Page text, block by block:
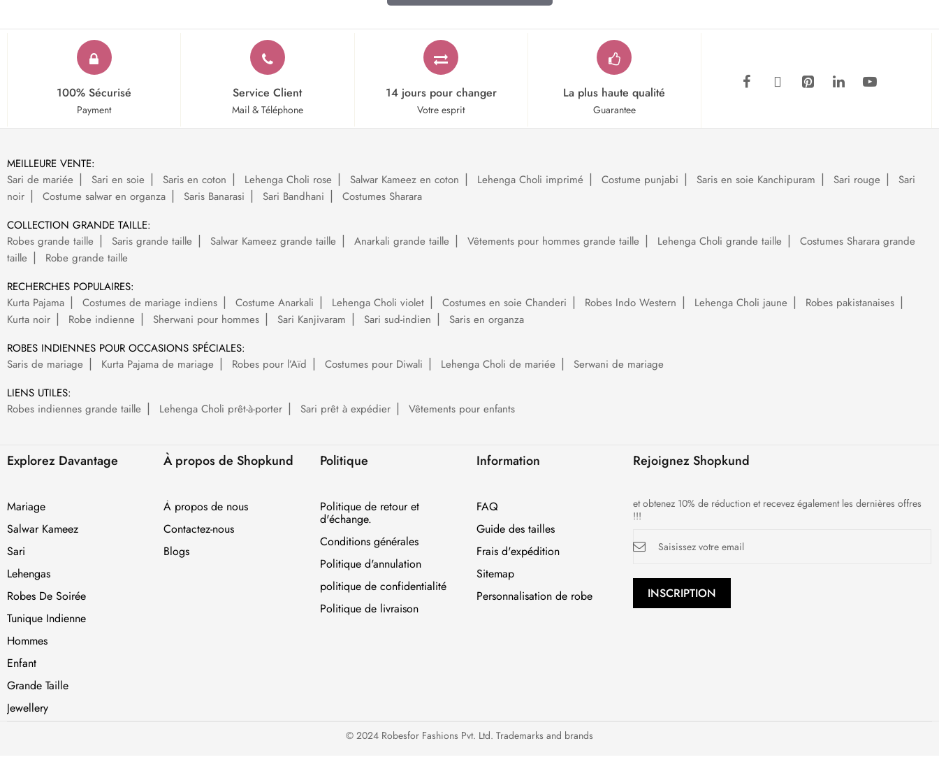
100% Sécurisé
Payment
Service Client
Mail & Téléphone
14 jours pour changer
Votre esprit
La plus haute qualité
Guarantee
MEILLEURE VENTE:
Sari de mariée
Sari en soie Saris en coton Lehenga Choli rose Salwar Kameez en coton Lehenga Choli imprimé Costume punjabi Saris en soie Kanchipuram Sari rouge
Sari
noir
Costume salwar en organza Saris Banarasi Sari Bandhani
Costumes Sharara
COLLECTION GRANDE TAILLE:
Robes grande taille
Saris grande taille Salwar Kameez grande taille Anarkali grande taille Vêtements pour hommes grande taille Lehenga Choli grande taille
Costumes Sharara grande
taille
Robe grande taille
RECHERCHES POPULAIRES:
Kurta Pajama
Costumes de mariage indiens Costume Anarkali Lehenga Choli violet Costumes en soie Chanderi Robes Indo Western Lehenga Choli jaune
Robes pakistanaises
Kurta noir
Robe indienne Sherwani pour hommes Sari Kanjivaram Sari sud-indien
Saris en organza
ROBES INDIENNES POUR OCCASIONS SPÉCIALES:
Saris de mariage
Kurta Pajama de mariage Robes pour l’Aïd Costumes pour Diwali Lehenga Choli de mariée
Serwani de mariage
LIENS UTILES:
Robes indiennes grande taille
Lehenga Choli prêt-à-porter Sari prêt à expédier Vêtements pour enfants
Explorez Davantage
Mariage
Salwar Kameez
Sari
Lehengas
Robes De Soirée
Tunique Indienne
Hommes
Enfant
Grande Taille
Jewellery
À propos de Shopkund
À propos de nous
Contactez-nous
Blogs
Politique
Politique de retour et
d'échange.
Conditions générales
Politique d'annulation
politique de confidentialité
Politique de livraison
Information
FAQ
Guide des tailles
Frais d'expédition
Sitemap
Personnalisation de robe
Rejoignez Shopkund
et obtenez 10% de réduction et recevez également les dernières offres
!!!
à
:
INSCRIPTION
© 2024 Robesfor Fashions Pvt. Ltd. Trademarks and brands